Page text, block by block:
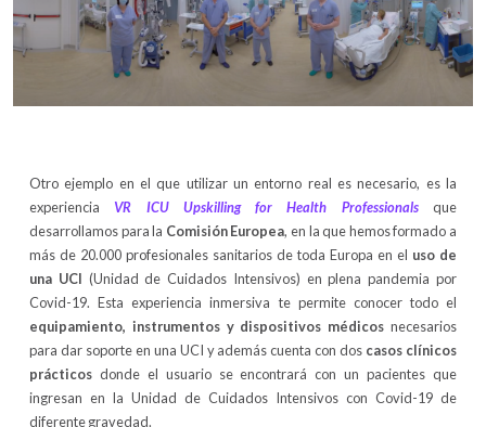
Otro ejemplo en el que utilizar un entorno real es necesario, es la
experienciaVR ICU Upskilling for Health Professionalsque
desarrollamos para la Comisión Europea, en la que hemos formado a
más de 20.000 profesionales sanitarios de toda Europa en el uso de
una UCI (Unidad de Cuidados Intensivos) en plena pandemia por
Covid-19. Esta experiencia inmersiva te permite conocer todo el
equipamiento, instrumentos y dispositivos médicos necesarios
para dar soporte en una UCI y además cuenta con dos casos clínicos
prácticos donde el usuario se encontrará con un pacientes que
ingresan en la Unidad de Cuidados Intensivos con Covid-19 de
diferente gravedad.